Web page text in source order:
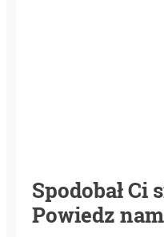
Spodobał Ci
Powiedz